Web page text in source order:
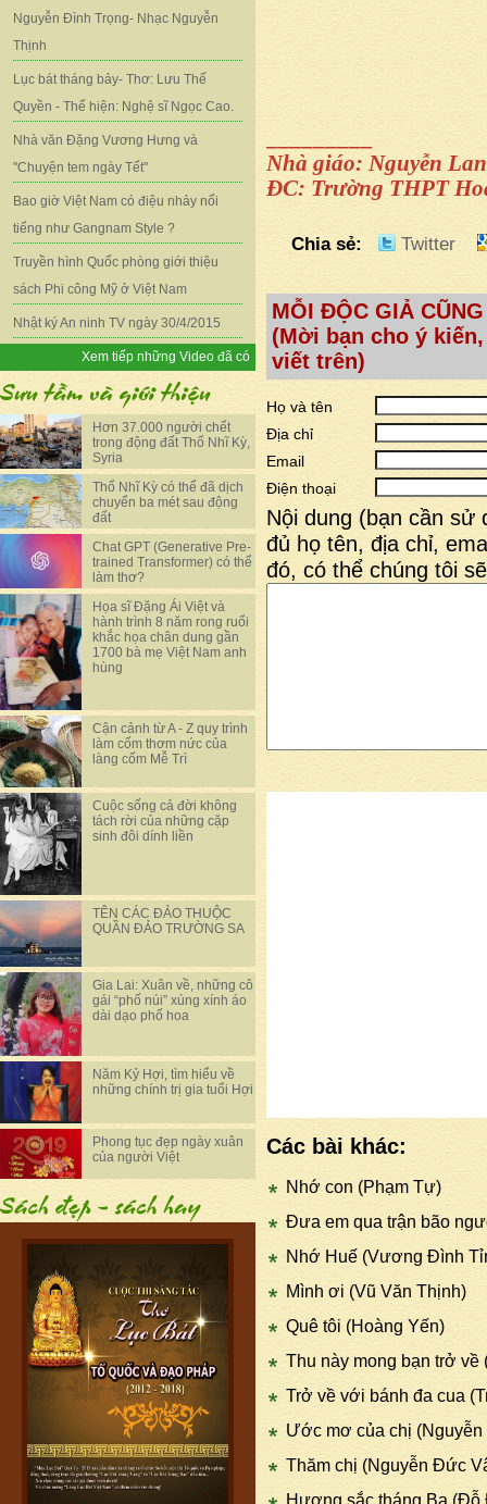
Nguyễn Đình Trọng- Nhạc Nguyễn
Thịnh
Lục bát tháng bảy- Thơ: Lưu Thế
Quyền - Thể hiện: Nghệ sĩ Ngọc Cao.
Nhà văn Đặng Vương Hưng và
"Chuyện tem ngày Tết"
Bao giờ Việt Nam có điệu nhảy nổi
tiếng như Gangnam Style ?
Truyền hình Quốc phòng giới thiệu
sách Phi công Mỹ ở Việt Nam
Nhật ký An ninh TV ngày 30/4/2015
Xem tiếp những Video đã có
Hơn 37.000 người chết
trong động đất Thổ Nhĩ Kỳ,
Syria
Thổ Nhĩ Kỳ có thể đã dịch
chuyển ba mét sau động
đất
Chat GPT (Generative Pre-
trained Transformer) có thể
làm thơ?
Họa sĩ Đặng Ái Việt và
hành trình 8 năm rong ruổi
khắc họa chân dung gần
1700 bà mẹ Việt Nam anh
hùng
Cận cảnh từ A - Z quy trình
làm cốm thơm nức của
làng cốm Mễ Trì
Cuộc sống cả đời không
tách rời của những cặp
sinh đôi dính liền
TÊN CÁC ĐẢO THUỘC
QUẦN ĐẢO TRƯỜNG SA
Gia Lai: Xuân về, những cô
gái “phố núi” xúng xính áo
dài dạo phố hoa
Năm Kỷ Hợi, tìm hiểu về
những chính trị gia tuổi Hợi
Phong tục đẹp ngày xuân
của người Việt
Nhà giáo: Nguyễn
ĐC: Trường THPT
Chia sẻ: Twitter
MỖI ĐỘC GIẢ
(Mời bạn cho ý
viết trên)
Họ và tên
Địa chỉ
Email
Điện thoại
Nội dung (bạn cần sử
đủ họ tên, địa chỉ,
đó, có thể chúng tôi
Các bài khác:
Nhớ con (Phạm Tự)
Đưa em qua trận bão
Nhớ Huế (Vương Đình
Mình ơi (Vũ Văn Thịnh)
Quê tôi (Hoàng Yến)
Thu này mong bạn trở về
Trở về với bánh đa cua
Ước mơ của chị (Nguyễn
Thăm chị (Nguyễn Đức
Hương sắc tháng Ba (Đỗ